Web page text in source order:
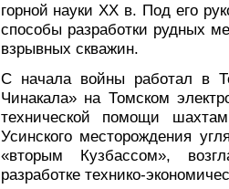
горной науки XX в. Под его
способы разработки рудных
взрывных скважин.
С начала войны работал в
Чинакала» на Томском
технической помощи
Усинского месторождения
«вторым Кузбассом»,
разработке технико-